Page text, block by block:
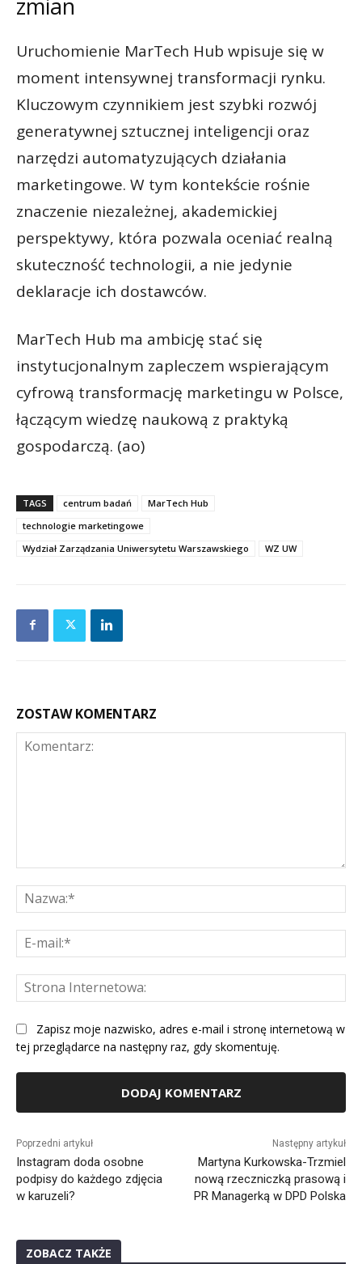
Uruchomienie MarTech Hub wpisuje się w
moment intensywnej transformacji rynku.
Kluczowym czynnikiem jest szybki rozwój
generatywnej sztucznej inteligencji oraz
narzędzi automatyzujących działania
marketingowe. W tym kontekście rośnie
znaczenie niezależnej, akademickiej
perspektywy, która pozwala oceniać realną
skuteczność technologii, a nie jedynie
deklaracje ich dostawców.
MarTech Hub ma ambicję stać się
instytucjonalnym zapleczem wspierającym
cyfrową transformację marketingu w Polsce,
łączącym wiedzę naukową z praktyką
gospodarczą. (ao)
TAGS centrum badań
MarTech Hub
technologie marketingowe
Wydział Zarządzania Uniwersytetu Warszawskiego
WZ UW
ZOSTAW KOMENTARZ
Zapisz moje nazwisko, adres e-mail i stronę internetową w
tej przeglądarce na następny raz, gdy skomentuję.
Poprzedni artykuł
Instagram doda osobne
podpisy do każdego zdjęcia
w karuzeli?
Następny artykuł
Martyna Kurkowska-Trzmiel
nową rzeczniczką prasową i
PR Managerką w DPD Polska
ZOBACZ TAKŻE